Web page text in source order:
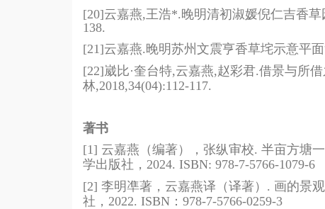
[20]云嘉燕,王浩*.晚明清初淑媛倪仁吉香
138.
[21]云嘉燕.晚明苏州文震亨香草垞示意平
[22]崴比·奎台特,云嘉燕,赵彩君.借景与所
林,2018,34(04):112-117.
著书
[1] 云嘉燕（编著），张纵审校. 半亩方塘
学出版社， 2024. ISBN: 978-7-5766-1079-6
[2] 李明凖著，云嘉燕译（译著） . 画的景
社， 2022. ISBN ： 978-7-5766-0259-3